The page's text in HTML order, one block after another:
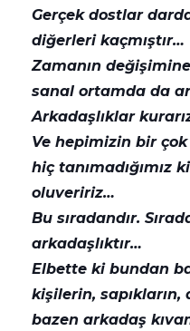
Gerçek dostlar
diğerleri kaçmıştır…
Zamanın
sanal ortamda da
Arkadaşlıklar
Ve hepimizin bir
hiç tanımadığımız
oluveririz…
Bu sıradandır.
arkadaşlıktır…
Elbette ki bundan
kişilerin, sapıkların,
bazen arkadaş